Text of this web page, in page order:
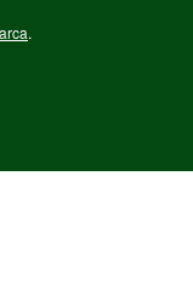
.